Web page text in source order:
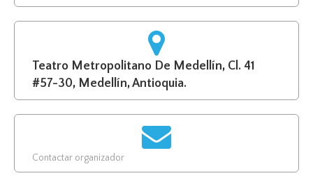
Teatro Metropolitano De Medellín, Cl. 41
#57-30, Medellín, Antioquia.
Contactar organizador